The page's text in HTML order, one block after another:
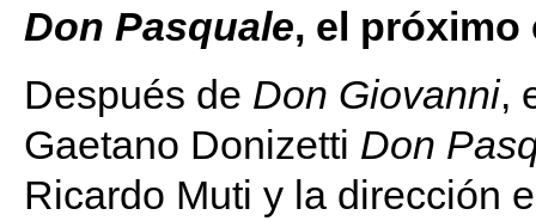
Don Pasquale, el próximo
Después de Don Giovanni,
Gaetano Donizetti Don
Ricardo Muti y la dirección